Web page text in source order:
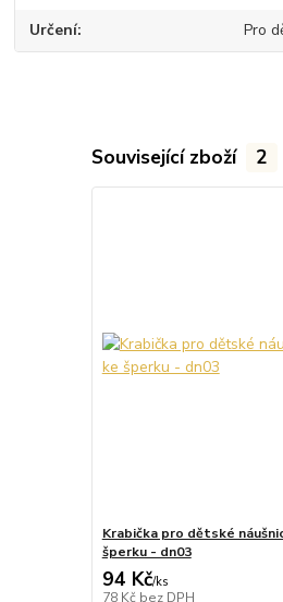
Určení Pro
Související zboží 2
Krabička pro dětské
šperku - dn03
94 Kč/ks
78 Kč bez DPH